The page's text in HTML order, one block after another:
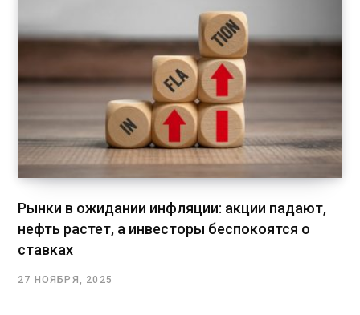
Рынки в ожидании инфляции: акции падают,
нефть растет, а инвесторы беспокоятся о
ставках
27 НОЯБРЯ, 2025